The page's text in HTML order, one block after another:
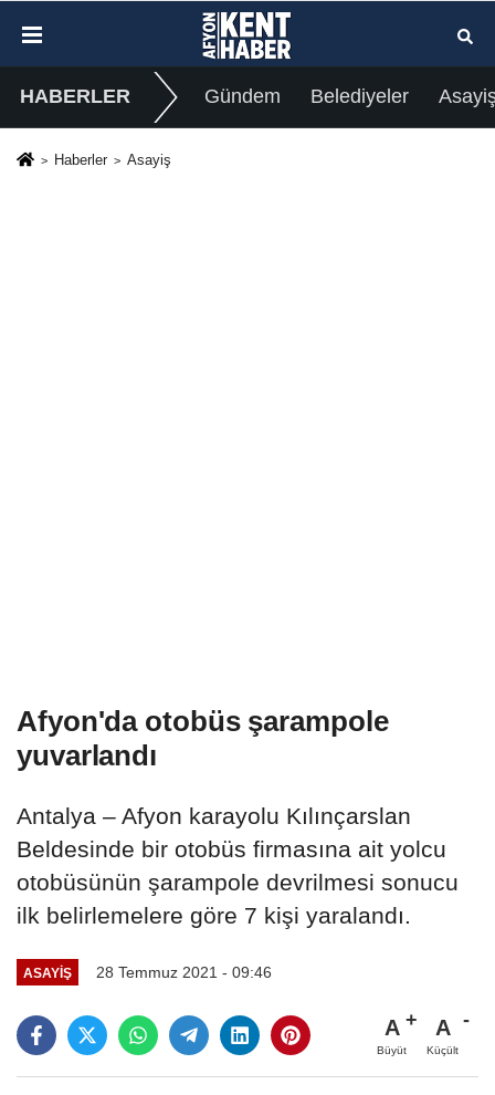
HABERLER Gündem Belediyeler
Haberler Asayiş
Afyon'da otobüs şarampole
yuvarlandı
Antalya – Afyon karayolu Kılınçarslan
Beldesinde bir otobüs firmasına ait yolcu
otobüsünün şarampole devrilmesi sonucu
ilk belirlemelere göre 7 kişi yaralandı.
ASAYIŞ 28 Temmuz 2021 - 09:46
A
Büyüt
A
Küçült